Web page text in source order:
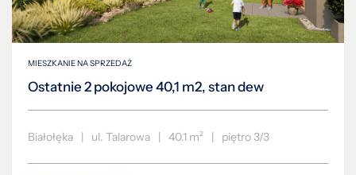
MIESZKANIE NA SPRZEDAŻ
Ostatnie 2 pokojowe 40,1 m2, stan dew
Białołęka | ul. Talarowa | 40.1 m² | piętro 3/3